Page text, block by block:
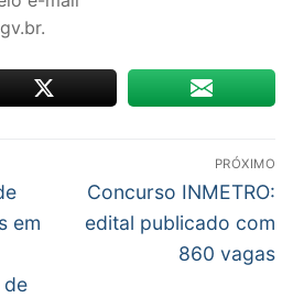
em
de
PRÓXIMO
Próximo
post:
Concurso INMETRO:
edital publicado com
860 vagas